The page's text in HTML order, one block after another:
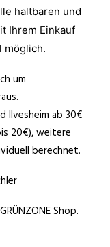
haltbaren und
Ihrem Einkauf
möglich.
um
Ilvesheim ab 30€
20€), weitere
berechnet.
Shop.